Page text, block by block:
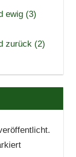
ewig (3)
zurück (2)